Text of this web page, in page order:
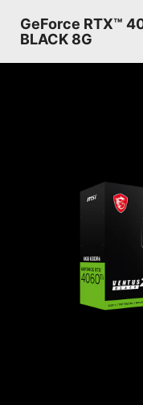
GeForce RTX™
BLACK 8G